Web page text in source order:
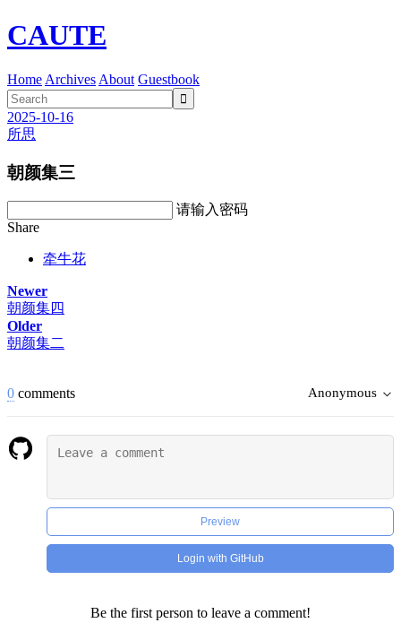
CAUTE
Home Archives About Guestbook

2025-10-16
所思
朝颜集三
请输入密码
Share
牵牛花
Newer
朝颜集四
Older
朝颜集二
0 comments Anonymous
Preview
Login with GitHub
Be the first person to leave a comment!